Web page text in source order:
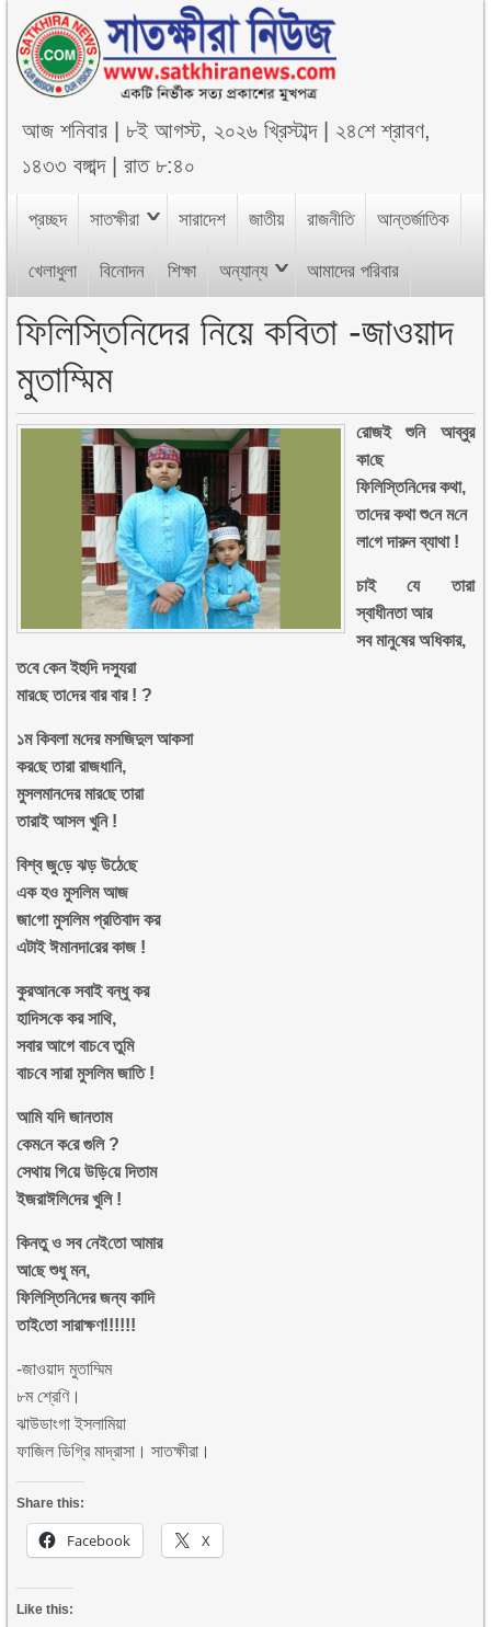
আজশনিবার ৮ই আগস্ট, ২০২৬ খ্রিস্টাব্দ| ২৪শে শ্রাবণ,
১৪৩৩ বঙ্গাব্দ|রাত ৮:৪০
প্রচ্ছদ সাতক্ষীরা সারাদেশ জাতীয় রাজনীতি আন্তর্জাতিক
খেলাধুলা বিনোদন শিক্ষা অন্যান্য আমাদের পরিবার
ফি‌লি‌স্তি‌নিদের নিয়ে ক‌বিতা -জাওয়াদ
মুতাম্মিম
‌রোজই শু‌নি আব্বুর
কা‌ছে
ফি‌লি‌স্তি‌নি‌দের কথা,
তা‌দের কথা শু‌নে ম‌নে
লা‌গে দ‌ারুন ব্যাথা !
চাই যে তারা
স্বাধীনতা আর
সব মানু‌ষের অধিকার,
ত‌বে কেন ইহু‌দি দস্যুরা
মার‌ছে তা‌দের বার বার ! ?
১ম ‌কিবলা ম‌দের মস‌জিদুল আকসা
কর‌ছে তারা রাজধা‌নি,
মুসলমান‌দের মার‌ছে তারা
তারাই আসল খু‌নি !
বিশ্ব জু‌ড়ে ঝড় উঠে‌ছে
এক হও মুস‌লিম আজ
জা‌গো মুস‌লিম প্রতিবাদ কর
এটাই ঈমা‌নদা‌রের কাজ !
কুরআন‌কে সবাই বন্ধু কর
হা‌দিস‌কে কর সা‌থি,
সবার আগে বাচ‌বে তু‌মি
বাচ‌বে সারা ম‌ুসলিম জা‌তি !
আমি য‌দি জানতাম
‌কেম‌নে ক‌রে গু‌লি ?
‌সেথায় গি‌য়ে উড়ি‌য়ে দিতাম
ইজরাঈ‌লি‌দের খু‌লি !
‌কিনতু ও সব নেই‌তো আমার
আ‌ছে শুধু মন,
‌ফি‌লি‌স্তি‌নি‌দের জন্য কা‌দি
তাই‌তো সারাক্ষণ!!!!!!
-জাওয়াদ মুতাম্মিম
৮ম শ্রেণি।
ঝাউডাংগা ইসলামিয়া
ফাজিল ডিগ্রি মাদ্রাসা। সাতক্ষীরা।
Share this:
Facebook X
Like this: